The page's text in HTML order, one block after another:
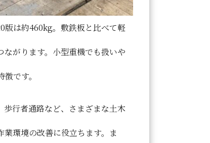
は約460kg。敷鉄板と比べて軽
がります。小型重機でも扱いや
です。
行者通路など、さまざまな土木
環境の改善に役立ちます。ま